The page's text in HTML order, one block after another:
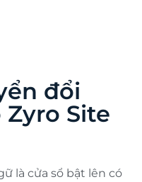
đổi
Site
là cửa sổ bật lên có